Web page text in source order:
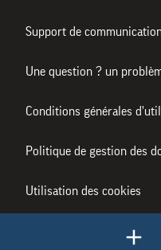
Support de
Une question ? un
Conditions générales
Politique de gestion des
Utilisation des cookies